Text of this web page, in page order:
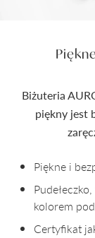
Biżuteria
piękny jest
Piękne i
kolorem
Certyfikat